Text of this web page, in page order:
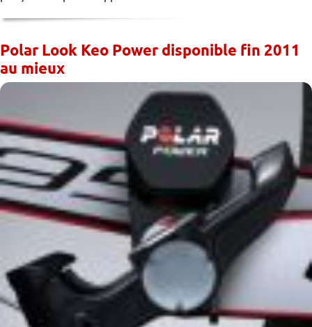
Polar Look Keo Power disponible fin 2011
au mieux